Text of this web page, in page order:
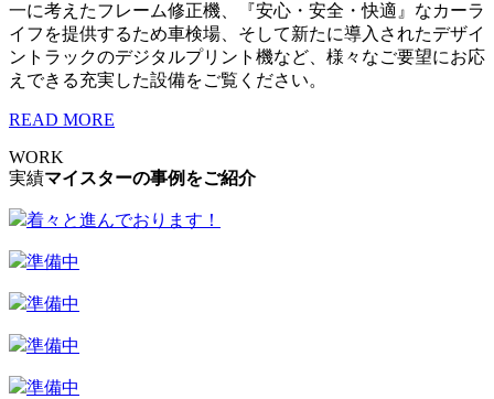
一に考えたフレーム修正機、『安心・安全・快適』なカーラ
イフを提供するため車検場、そして新たに導入されたデザイ
ントラックのデジタルプリント機など、様々なご要望にお応
えできる充実した設備をご覧ください。
READ MORE
WORK
実績マイスターの事例をご紹介
着々と進んでおります！
準備中
準備中
準備中
準備中